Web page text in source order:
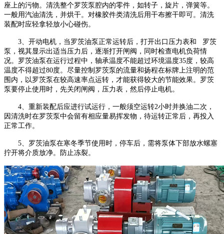
座上的污物。清洗整个罗茨泵腔内的零件，如转子，旋片，弹簧等。
一般用汽油清洗，并烘干。对橡胶件类清洗后用干布擦干即可。清洗
装配时应轻拿轻放小心碰伤。
3、开动电机，当罗茨油泵正常运转后，打开出口压力表和 罗茨
泵，视其显示出适当压力后，逐渐打开闸阀，同时检查电机负荷情
况。罗茨油泵在运行过程中，轴承温度不能超过环境温度35度，较高
温度不得超过80度。尽量控制罗茨泵的流量和扬程在标牌上注明的范
围内，以罗茨泵在较高速率点运转，才能获得较大的节能效果。罗茨
泵要停止使用时，先关闭闸阀，压力表，然后停止电机。
4、重新装配后应进行试运行，一般须空运转2小时并换油二次，
因清洗时在罗茨泵中会留有相应量易挥发物，待运转正常后，再投入
正常工作。
5、罗茨油泵在寒冬季节使用时，停车后，需将泵体下部放水螺塞
拧开将介质放净。防止冻裂。